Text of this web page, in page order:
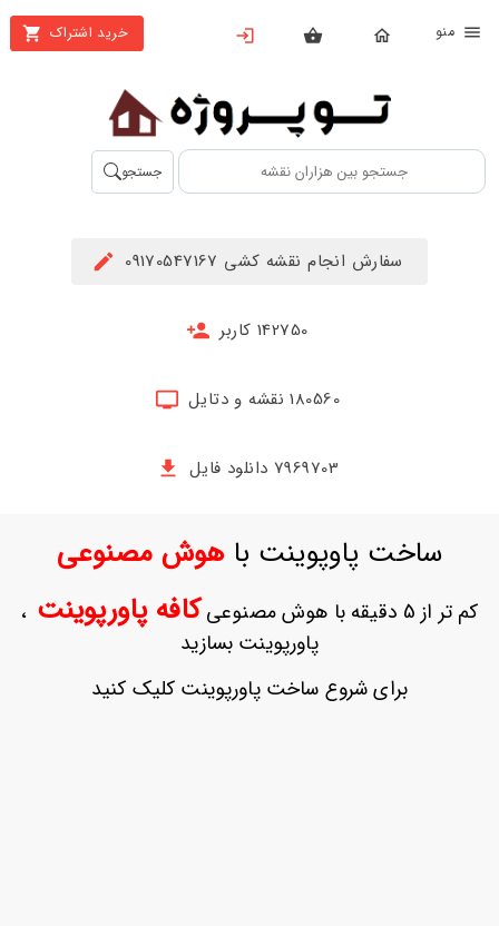
خرید اشتراک
بستن
محصولات
تهیه
اشتراک
حساب
ثبت
بازیابی
جستجو
سفارش انجام نقشه کشی 09170547167
142750 کاربر
180560 نقشه و دتایل
7969703 دانلود فایل
ساخت پاوپوینت باهوش مصنوعی
کم تر از 5 دقیقه با هوش مصنوعی کافه پاورپوینت ،
پاورپوینت بسازید
برای شروع ساخت پاورپوینت کلیک کنید